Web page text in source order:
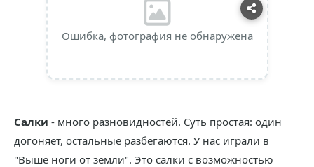
Ошибка, фотография не обнаружена
Салки - много разновидностей. Суть простая: один
догоняет, остальные разбегаются. У нас играли в
"Выше ноги от земли". Это салки с возможностью